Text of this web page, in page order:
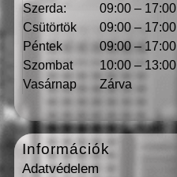
Szerda:
09:00 – 17:00
Csütörtök
09:00 – 17:00
Péntek
09:00 – 17:00
Szombat
10:00 – 13:00
Vasárnap
Zárva
Információk
Adatvédelem